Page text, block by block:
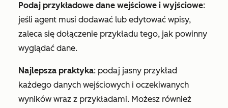
Podaj przykładowe dane wejściowe i wyjściowe:
jeśli agent musi dodawać lub edytować wpisy,
zaleca się dołączenie przykładu tego, jak powinny
wyglądać dane.
Najlepsza praktyka: podaj jasny przykład
każdego danych wejściowych i oczekiwanych
wyników wraz z przykładami. Możesz również